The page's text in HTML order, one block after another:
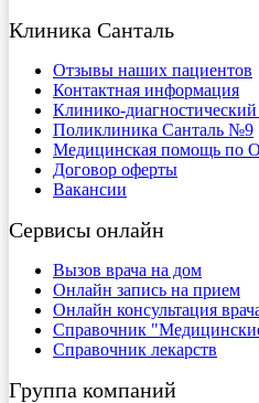
Клиника Санталь
Отзывы наших пациентов
Контактная информация
Клинико-
Поликлиника Санталь №9
Медицинская помощь по
Договор оферты
Вакансии
Сервисы онлайн
Вызов врача на дом
Онлайн запись на прием
Онлайн консультация
Справочник
Справочник лекарств
Группа компаний